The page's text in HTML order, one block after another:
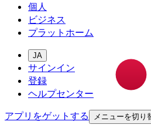
個人
ビジネス
プラットホーム
JA
サインイン
登録
ヘルプセンター
アプリをゲットする
メニューを切り